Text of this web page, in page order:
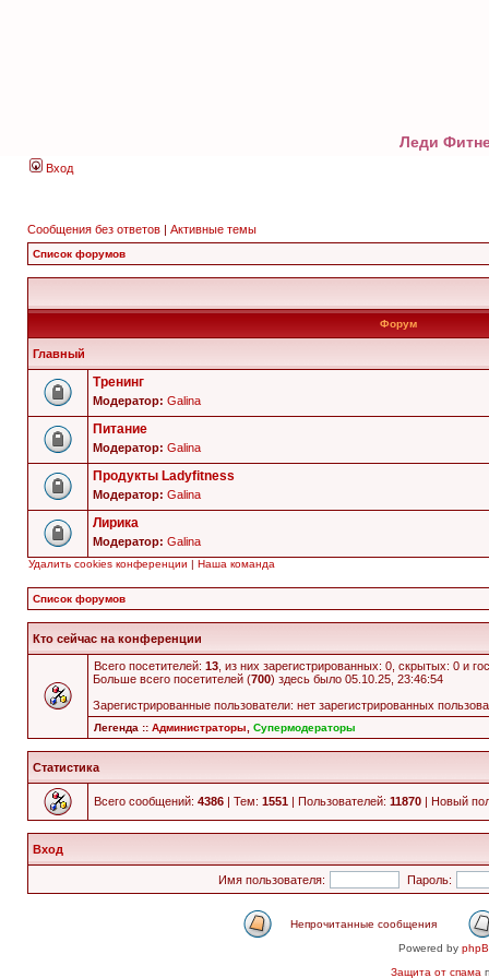
Леди
Вход
Сообщения без ответов | Активные темы
Список форумов
Форум
Главный
Тренинг
Модератор: Galina
Питание
Модератор: Galina
Продукты Ladyfitness
Модератор: Galina
Лирика
Модератор: Galina
Удалить cookies конференции | Наша команда
Список форумов
Кто сейчас на конференции
Всего посетителей: 13 , из них зарегистрированных: 0, скрытых: 0 и
Больше всего посетителей (700) здесь было 05.10.25, 23:46:54
Зарегистрированные пользователи: нет зарегистрированных
Легенда :: Администраторы Супермодераторы
Статистика
Всего сообщений: 4386 | Тем: 1551 | Пользователей: 11870 | Новый
Вход
Имя пользователя: Пароль:
Непрочитанные сообщения
Powered by
Защита от спама